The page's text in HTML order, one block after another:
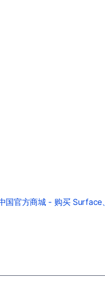
国官方商城 - 购买 Surface